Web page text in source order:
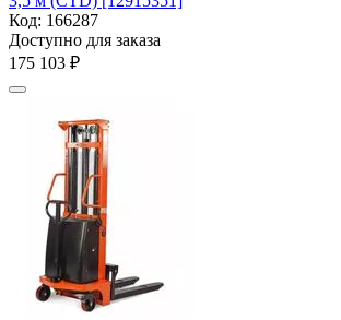
Код: 166287
Доступно для заказа
175 103 ₽